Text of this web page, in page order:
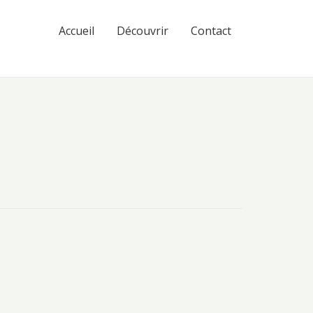
Accueil Découvrir Contact